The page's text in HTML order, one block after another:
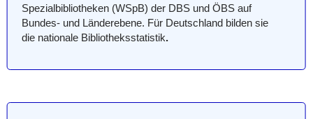
Spezialbibliotheken (WSpB) der DBS und ÖBS auf
Bundes- und Länderebene. Für Deutschland bilden sie
die nationale Bibliotheksstatistik.